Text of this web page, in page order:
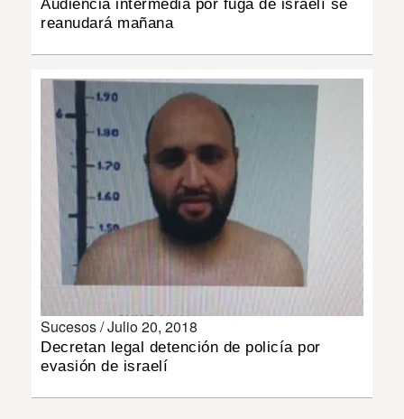
INSÓLITAS
MULTIMEDIA
Audiencia intermedia por fuga de israelí se
reanudará mañana
Sucesos /Julio 20, 2018
Decretan legal detención de policía por
evasión de israelí